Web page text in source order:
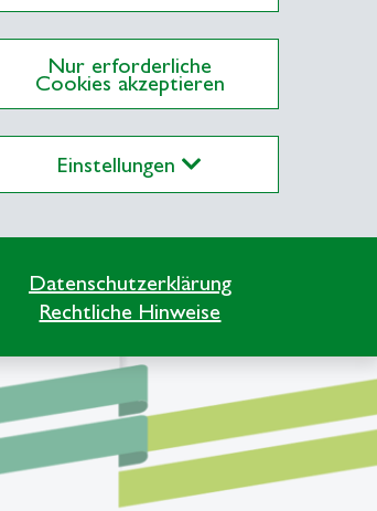
Nur erforderliche
Cookies akzeptieren
Einstellungen
Datenschutzerklärung
Rechtliche Hinweise